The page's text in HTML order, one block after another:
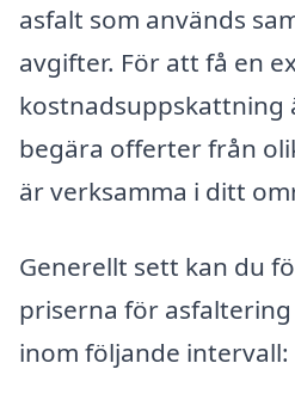
asfalt som används
avgifter. För att få en
kostnadsuppskattning
begära offerter från
är verksamma i ditt
Generellt sett kan du
priserna för
inom följande intervall: